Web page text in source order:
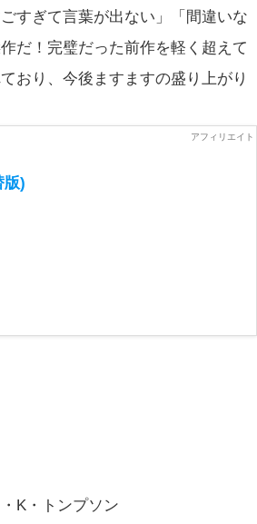
すぎて言葉が出ない」「間違いな
だ！完璧だった前作を軽く超えて
おり、今後ますますの盛り上がり
版)
K・トンプソン